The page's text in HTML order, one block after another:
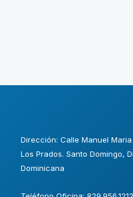
Dirección: Calle Manuel
Los Prados. Santo Domingo,
Dominicana